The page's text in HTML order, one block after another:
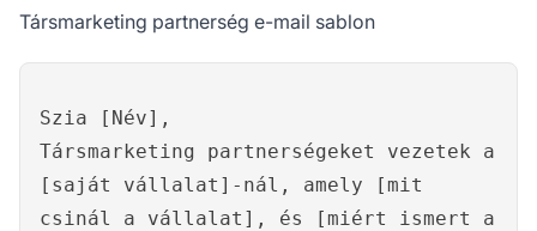
Társmarketing partnerség e-mail sablon
Szia [Név],
Társmarketing partnerségeket vezetek a
[saját vállalat]-nál, amely [mit
csinál a vállalat], és [miért ismert a